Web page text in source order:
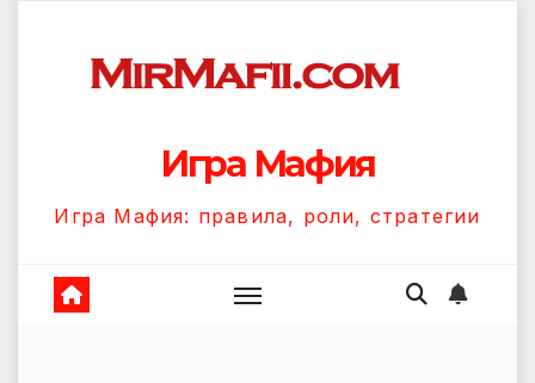
содержанию
Игра Мафия
Игра Мафия: правила, роли, стратегии